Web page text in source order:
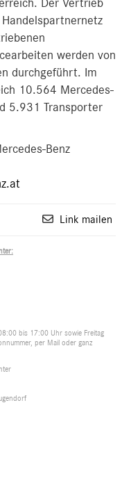
Der Vertrieb
werden von
durchgeführt. Im
10.564 Mercedes-
5.931 Transporter
Benz
Link mailen
bis 17:00 Uhr sowie Freitag
per Mail oder ganz